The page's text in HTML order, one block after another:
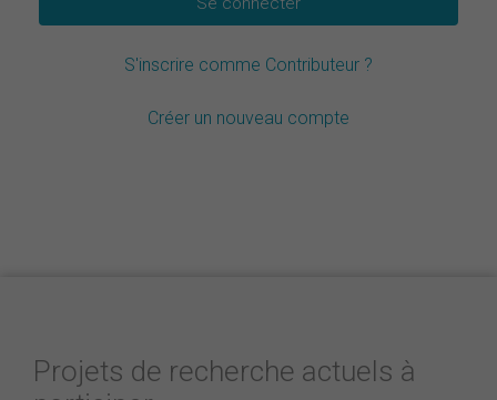
S'inscrire comme Contributeur ?
Créer un nouveau compte
Projets de recherche actuels à
Español
Italiano